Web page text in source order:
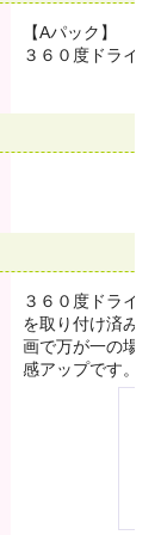
【Aパック】
３６０度ドライ
３６０度ドライ
を取り付け済み
画で万が一の場
感アップです。